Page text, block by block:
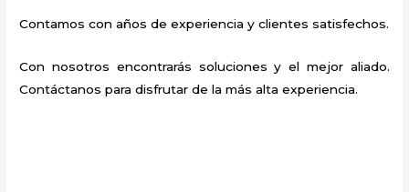
Contamos con años de experiencia y clientes satisfechos.
Con nosotros encontrarás soluciones y el mejor aliado.
Contáctanos para disfrutar de la más alta experiencia.